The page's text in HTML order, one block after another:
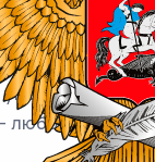
пишутсяСЛИТНО
помимо
и